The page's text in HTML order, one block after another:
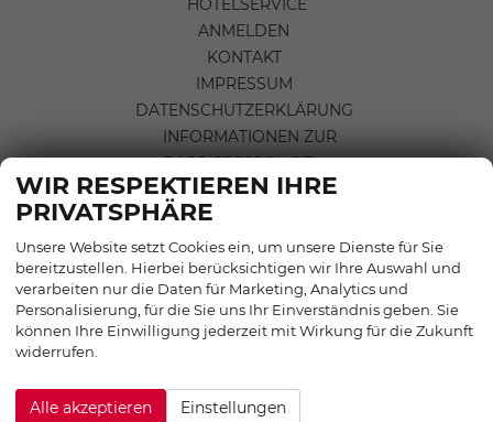
HOTELSERVICE
ANMELDEN
KONTAKT
IMPRESSUM
DATENSCHUTZERKLÄRUNG
INFORMATIONEN ZUR
BARRIEREFREIHEIT
AGB & WIDERRUFSBELEHRUNG
COOKIE-EINSTELLUNGEN
WIR RESPEKTIEREN IHRE
PRIVATSPHÄRE
Unsere Website setzt Cookies ein, um unsere Dienste für Sie
bereitzustellen. Hierbei berücksichtigen wir Ihre Auswahl und
verarbeiten nur die Daten für Marketing, Analytics und
Personalisierung, für die Sie uns Ihr Einverständnis geben. Sie
können Ihre Einwilligung jederzeit mit Wirkung für die Zukunft
widerrufen.
Alle akzeptieren Einstellungen